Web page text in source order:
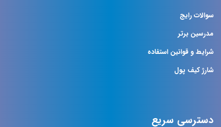
سوالات رایج
مدرسین برتر
شرایط و قوانین استفاده
شارژ کیف پول
دسترسی سریع